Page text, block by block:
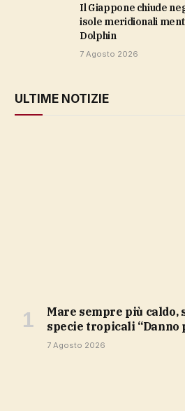
Il Giappone chiude negozi e cancella voli nelle
isole meridionali
Dolphin
7 Agosto 2026
ULTIME NOTIZIE
Mare sempre più caldo, si diffondono nuove
specie tropicali “Danno
7 Agosto 2026